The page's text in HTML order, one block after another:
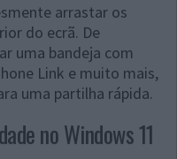
arrastar os
do ecrã. De
uma bandeja com
Link e muito mais,
uma partilha rápida.
no Windows 11